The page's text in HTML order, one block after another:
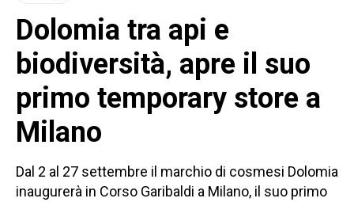
Dolomia tra api e
biodiversità, apre il suo
primo temporary store a
Milano
Dal 2 al 27 settembre il marchio di cosmesi Dolomia
inaugurerà in Corso Garibaldi a Milano, il suo primo